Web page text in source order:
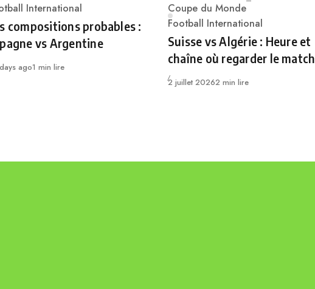
International
compositions probables :
vs Argentine
ago1 min lire
Category
Coupe du Monde
Football International
Suisse vs Algérie : Heure et
chaîne où regarder le match
Publié
2 juillet 20262 min lire